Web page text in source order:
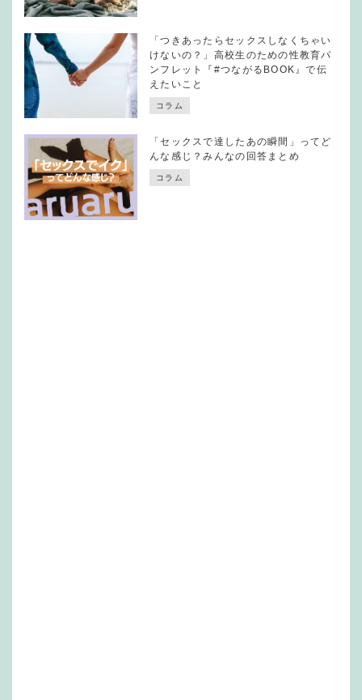
「つきあったらセックスしなくちゃい
けないの？」高校生のための性教育パ
ンフレット『#つながるBOOK』で伝
えたいこと
コラム
「セックスで達したあの瞬間」ってど
んな感じ？みんなの回答まとめ
コラム